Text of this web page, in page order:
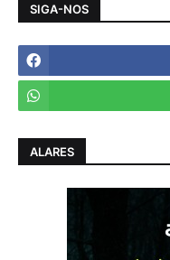
SIGA-NOS
ALARES